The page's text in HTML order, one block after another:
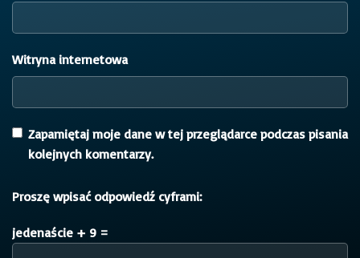
Witryna internetowa
Zapamiętaj moje dane w tej przeglądarce podczas pisania
kolejnych komentarzy.
Proszę wpisać odpowiedź cyframi:
jedenaście + 9 =